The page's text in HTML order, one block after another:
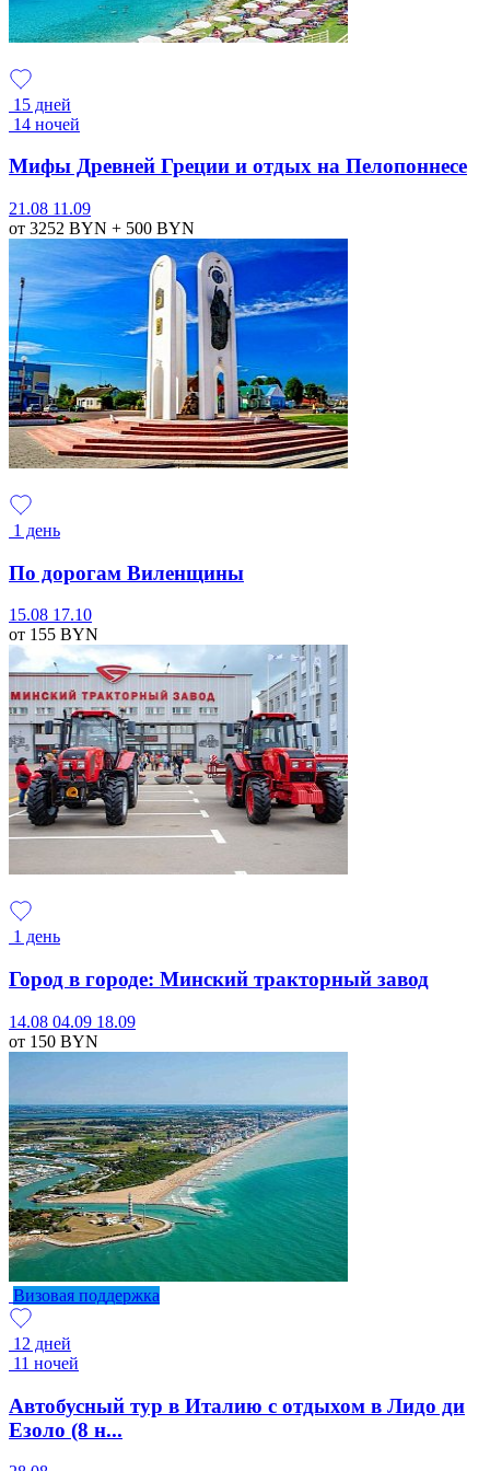
15 дней
14 ночей
Мифы Древней Греции и отдых на Пелопоннесе
21.08 11.09
от 3252 BYN + 500 BYN
1 день
По дорогам Виленщины
15.08 17.10
от 155 BYN
1 день
Город в городе: Минский тракторный завод
14.08 04.09 18.09
от 150 BYN
Визовая поддержка
12 дней
11 ночей
Автобусный тур в Италию с отдыхом в Лидо ди
Езоло (8 н...